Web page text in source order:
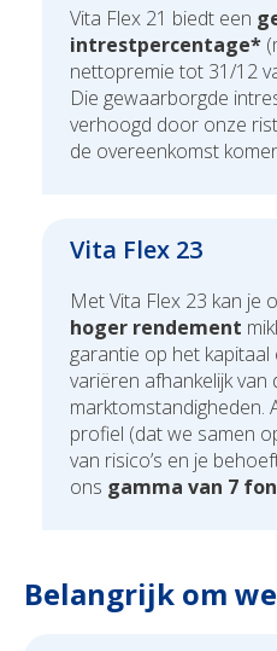
Vita Flex 21 biedt een
intrestpercentage*
nettopremie tot 31/12
Die gewaarborgde
verhoogd door onze
de overeenkomst
Vita Flex 23
Met Vita Flex 23 kan je
hoger rendement
garantie op het
variëren afhankelijk van
marktomstandigheden.
profiel (dat we samen
van risico’s en je
ons gamma van 7
Belangrijk om